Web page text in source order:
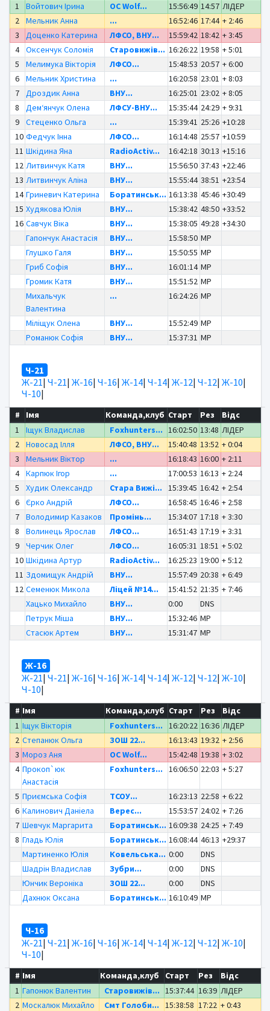
1
Войтович Ірина OC Wolf... 15:56:49 14:57 ЛІДЕР
2
Мельник Анна ... 16:52:46 17:44 + 2:46
3
Доценко Катерина ЛФСО, ВНУ... 15:59:42 18:42 + 3:45
4
Оксенчук Соломія Старовижів... 16:26:22 19:58 + 5:01
5
Мелимука Вікторія ЛФСО... 15:48:53 20:57 + 6:00
6
Мельник Христина ... 16:20:58 23:01 + 8:03
7
Дроздик Анна ВНУ... 16:25:01 23:02 + 8:05
8
Дем‘янчук Олена ЛФСУ-ВНУ... 15:35:44 24:29 + 9:31
9
Стеценко Ольга ... 15:39:41 25:26 +10:28
10 Федчук Інна ЛФСО... 16:14:48 25:57 +10:59
11 Шкідина Яна RadioActiv... 16:42:18 30:13 +15:16
12 Литвинчук Катя ВНУ... 15:56:50 37:43 +22:46
13 Литвинчук Аліна ВНУ... 15:55:44 38:51 +23:54
14 Гриневич Катерина Боратинськ... 16:13:38 45:46 +30:49
15 Худякова Юлія ВНУ... 15:38:42 48:50 +33:52
16 Савчук Віка ВНУ... 15:38:05 49:28 +34:30
Гапончук Анастасія
ВНУ... 15:58:50 MP
Глушко Галя
ВНУ... 15:50:55 MP
Гриб Софія
ВНУ... 16:01:14 MP
Громик Катя
ВНУ... 15:51:52 MP
Михальчук
Валентина
... 16:24:26 MP
Міліщук Олена ВНУ... 15:52:49 MP
Романюк Софія
ВНУ... 15:37:31 MP
Ч-21
Ж-21| Ч-21| Ж-16| Ч-16| Ж-14| Ч-14| Ж-12| Ч-12| Ж-10|
Ч-10|
# Імя Команда,клуб Старт Рез
Відс
1
Іщук Владислав Foxhunters... 16:02:50 13:48 ЛІДЕР
2
Новосад Ілля ЛФСО, ВНУ... 15:40:48 13:52 + 0:04
3
Мельник Віктор ... 16:18:43 16:00 + 2:11
4
Карпюк Ігор ... 17:00:53 16:13 + 2:24
5
Худик Олександр Стара Вижі... 15:39:45 16:42 + 2:54
6
Єрко Андрій ЛФСО... 16:58:45 16:46 + 2:58
7
Володимир Казаков Промінь... 15:34:07 17:18 + 3:30
8
Волинець Ярослав ЛФСО... 16:51:43 17:19 + 3:31
9
Черчик Олег ЛФСО... 16:05:31 18:51 + 5:02
10 Шкідина Артур RadioActiv... 16:25:23 19:00 + 5:12
11 Здомищук Андрій ВНУ... 15:57:49 20:38 + 6:49
12 Семенюк Микола Ліцей №14... 15:41:52 21:35 + 7:46
Хацько Михайло
ВНУ... 0:00
DNS
Петрук Міша
ВНУ... 15:32:46 MP
Стасюк Артем
ВНУ... 15:31:47 MP
Ж-16
Ж-21| Ч-21| Ж-16| Ч-16| Ж-14| Ч-14| Ж-12| Ч-12| Ж-10|
Ч-10|
# Імя Команда,клуб Старт Рез
Відс
1 Іщук Вікторія Foxhunters... 16:20:22 16:36 ЛІДЕР
2 Степанюк Ольга ЗОШ 22... 16:13:43 19:32 + 2:56
3 Мороз Аня OC Wolf... 15:42:48 19:38 + 3:02
4 Прокоп`юк
Анастасія
Foxhunters... 16:06:50 22:03 + 5:27
5 Приємська Софія ТСОУ... 16:23:13 22:58 + 6:22
6 Калинович Даніела Верес... 15:53:57 24:02 + 7:26
7 Шевчук Маргарита Боратинськ... 16:09:38 24:25 + 7:49
8 Гладь Юлія Боратинськ... 16:08:44 46:13 +29:37
Мартиненко Юлія
Ковельська... 0:00
DNS
Шадрін Владислав
Зубри... 0:00
DNS
Юнчик Вероніка
ЗОШ 22... 0:00
DNS
Дахнюк Оксана
Боратинськ... 16:10:49 MP
Ч-16
Ж-21| Ч-21| Ж-16| Ч-16| Ж-14| Ч-14| Ж-12| Ч-12| Ж-10|
Ч-10|
# Імя Команда,клуб Старт Рез
Відс
1 Гапонюк Валентин Старовижів... 15:37:44 16:39 ЛІДЕР
2 Москалюк Михайло Смт Голоби... 15:38:58 17:22 + 0:43